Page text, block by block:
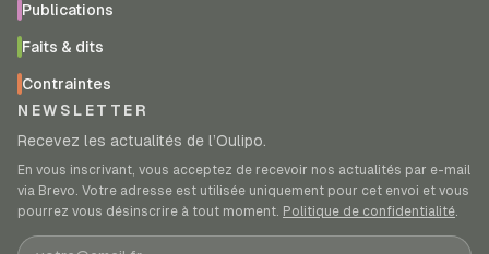
Publications
Faits & dits
Contraintes
NEWSLETTER
Recevez les actualités de l’Oulipo.
En vous inscrivant, vous acceptez de recevoir nos actualités par e-mail
via Brevo. Votre adresse est utilisée uniquement pour cet envoi et vous
pourrez vous désinscrire à tout moment. Politique de confidentialité.
Adresse e-mail